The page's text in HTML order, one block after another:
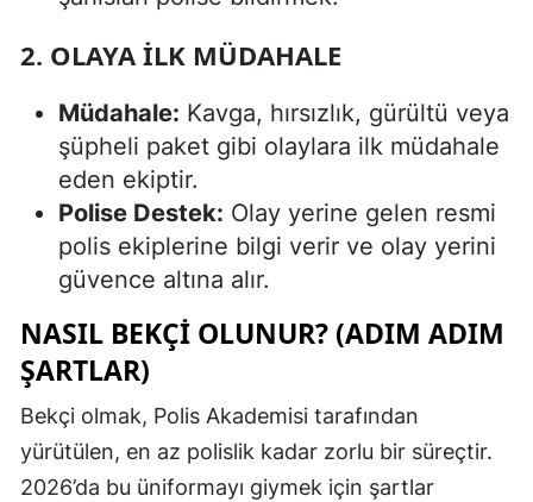
2. OLAYA İLK MÜDAHALE
Müdahale: Kavga, hırsızlık, gürültü veya
şüpheli paket gibi olaylara ilk müdahale
eden ekiptir.
Polise Destek: Olay yerine gelen resmi
polis ekiplerine bilgi verir ve olay yerini
güvence altına alır.
NASIL BEKÇI OLUNUR? (ADIM ADIM
ŞARTLAR)
Bekçi olmak, Polis Akademisi tarafından
yürütülen, en az polislik kadar zorlu bir süreçtir.
2026’da bu üniformayı giymek için şartlar